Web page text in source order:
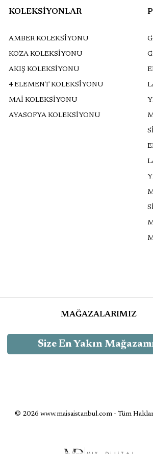
KOLEKSİYONLAR
AMBER KOLEKSİYONU
KOZA KOLEKSİYONU
AKIŞ KOLEKSİYONU
4 ELEMENT KOLEKSİYONU
MAİ KOLEKSİYONU
AYASOFYA KOLEKSİYONU
MAĞAZALARIMIZ
Size En Yakın
© 2026 www.maisaistanbul.com - Tüm